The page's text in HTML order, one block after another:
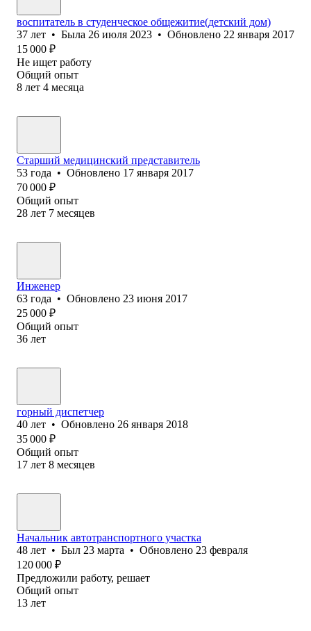
воспитатель в студенческое общежитие(детский дом)
37 лет • Была 26 июля 2023 • Обновлено 22 января 2017
15 000 ₽
Не ищет работу
Общий опыт
8 лет 4 месяца
Старший медицинский представитель
53 года • Обновлено 17 января 2017
70 000 ₽
Общий опыт
28 лет 7 месяцев
Инженер
63 года • Обновлено 23 июня 2017
25 000 ₽
Общий опыт
36 лет
горный диспетчер
40 лет • Обновлено 26 января 2018
35 000 ₽
Общий опыт
17 лет 8 месяцев
Начальник автотранспортного участка
48 лет • Был 23 марта • Обновлено 23 февраля
120 000 ₽
Предложили работу, решает
Общий опыт
13 лет